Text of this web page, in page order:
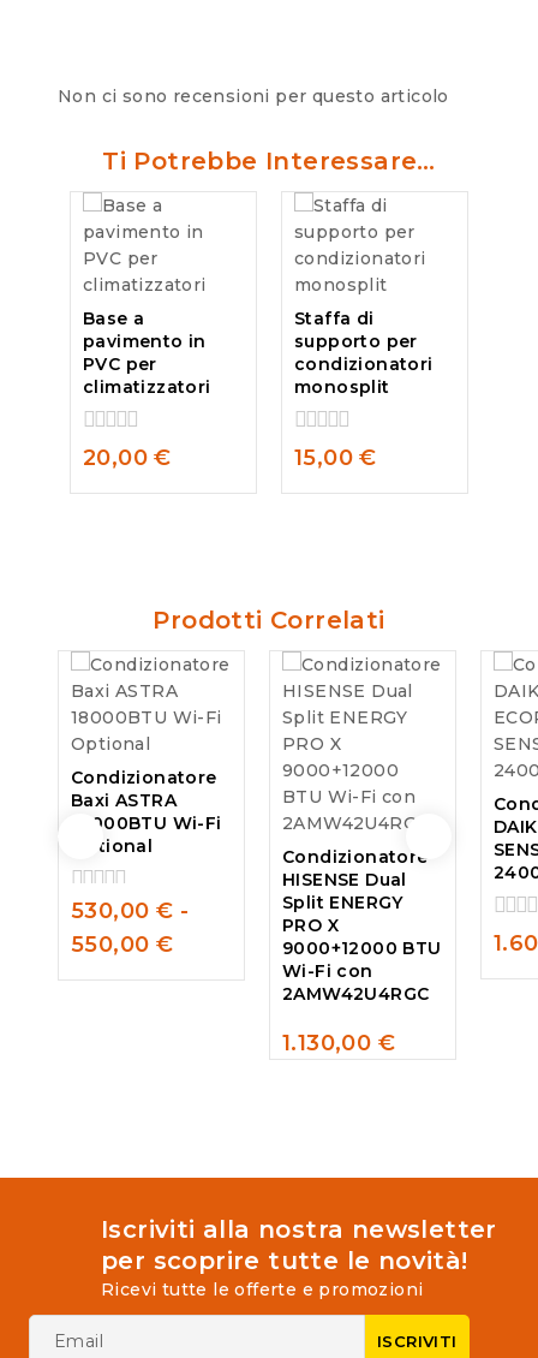
Non ci sono recensioni per questo articolo
Ti Potrebbe Interessare…
Base a
pavimento in
PVC per
climatizzatori
0
out
of
20,00€
Staffa di
supporto per
condizionatori
monosplit
0
out
of
15,00€
Prodotti Correlati
Condizionatore
Baxi ASTRA
18000BTU Wi-Fi
Optional
0
out
of
5
530,00 € -
550,00 €
Condizionatore
HISENSE Dual
Split ENERGY
PRO X
9000+12000 BTU
Wi-Fi con
2AMW42U4RGC
0
1.130,00 €
0
out
of
Iscriviti alla nostra newsletter
per scoprire tutte le novità!
Ricevi tutte le offerte e promozioni